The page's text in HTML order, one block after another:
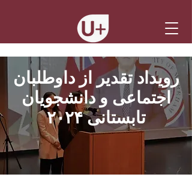
رویداد تقدیر از داوطلبان
اجتماعی و دانشجویان
تابستانی ۲۰۲۴